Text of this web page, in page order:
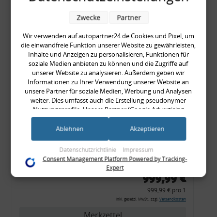
8G0945225C
999,99 € pro 1
inkl. gesetzl. MwSt., zzgl. Versandkosten
Merkzettel
Zum Artikel
Rückleuchtenband mit
Blinker, orange, Audi 80
Cabrio, Typ 89, OE-Nr.:
8G0945225 + 8G0945225C
999,99 €
999,99 € pro 1
inkl. gesetzl. MwSt., zzgl. Versandkosten
Wir verwenden auf autopartner24.de Cookies und Pixel, um
die einwandfreie Funktion unserer Website zu gewährleisten,
Inhalte und Anzeigen zu personalisieren, Funktionen für
soziale Medien anbieten zu können und die Zugriffe auf
unserer Website zu analysieren. Außerdem geben wir
Informationen zu Ihrer Verwendung unserer Website an
unsere Partner für soziale Medien, Werbung und Analysen
weiter. Dies umfasst auch die Erstellung pseudonymer
Nutzungsprofile. Unsere Partner (Google Advertising
Products) führen diese Informationen möglicherweise mit
weiteren Daten zusammen, die Sie ihnen bereitgestellt haben
im Rahmen Ihrer Nutzung der Dienste gesammelt haben
(bspw. Nutzungsdaten anderer Geräte). Ihre Einwilligung zur
Nutzung von Cookies und Pixeln können Sie jederzeit
widerrufen, indem Sie auf den Datenschutz-Button links
unten klicken und dort die entsprechenden Anpassungen
Zwecke der Datenverarbeitung durch unsere Partner:
Datenschutzrichtlinie Impressum
Zwecke Partner
Ablehnen Akzeptieren
Consent Management Platform Powered by Tracking-
Expert